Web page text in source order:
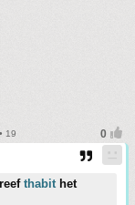
19
thabithet